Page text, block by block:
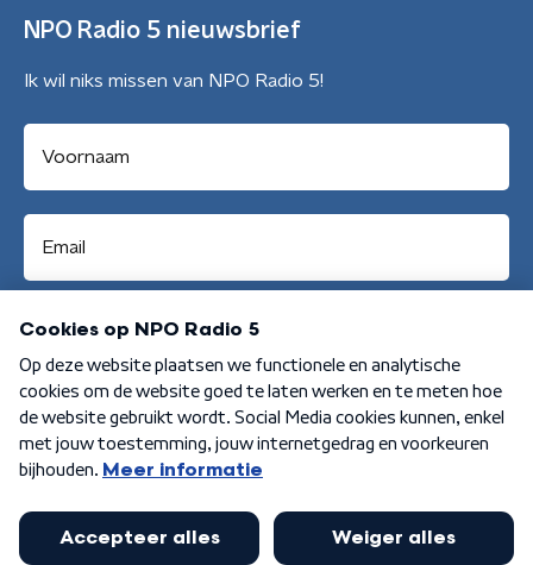
NPO Radio 5 nieuwsbrief
Ik wil niks missen van NPO Radio 5!
Aanmelden
Algemene voorwaarden Privacybeleid